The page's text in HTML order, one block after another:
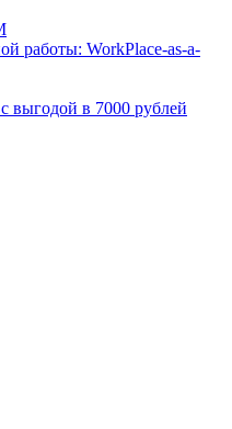
работы: WorkPlace-as-a-
выгодой в 7000 рублей